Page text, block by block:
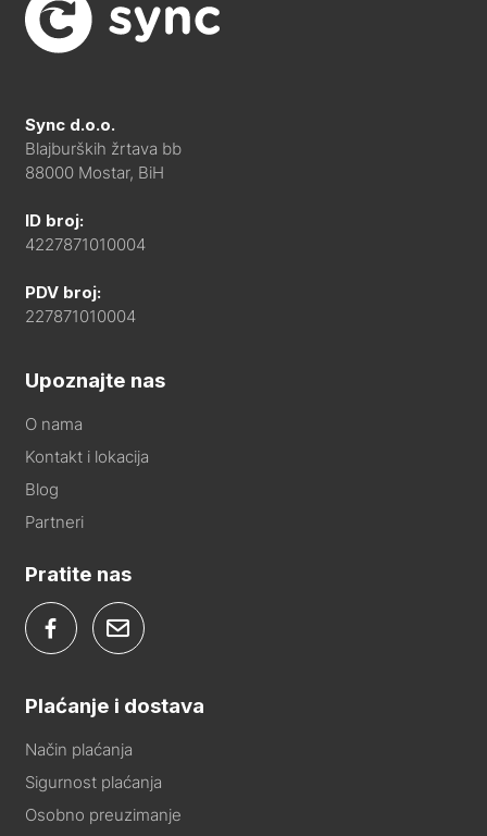
Sync d.o.o.
Blajburških žrtava bb
88000 Mostar, BiH
ID broj:
4227871010004
PDV broj:
227871010004
Upoznajte nas
O nama
Kontakt i lokacija
Blog
Partneri
Pratite nas
Plaćanje i dostava
Način plaćanja
Sigurnost plaćanja
Osobno preuzimanje